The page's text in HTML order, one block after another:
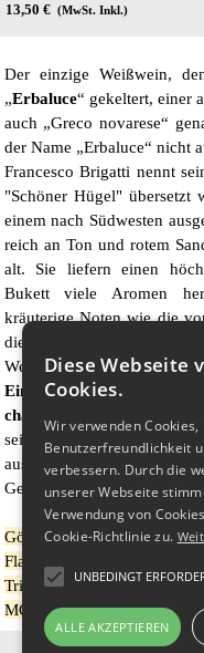
13,50 € (MwSt. Inkl.)
Der einzige Weißwein,
„Erbaluce“ gekeltert, einer
auch „Greco novarese“
der Name „Erbaluce“ nicht
Francesco Brigatti nennt
"Schöner Hügel" übersetzt
einem nach Südwesten
reich an Ton und rotem
alt. Sie liefern einen
Bukett viele Aromen
kräuterige Noten wie die
die von Zitronenschale
Wein frisch und trinkig ist.
Eine echte
charaktervollen
seiner mineralischen
ausgezeichnete Wahl,
Gerichte mit weißem
Gönnen Sie dem
Flasche und geniessen
Trinktemperatur. Direkt
MOTTOBELLO oft etwas
Vinothek
T:  06182 3930
Diese Webseite
Cookies.
Wir verwenden Cookies,
Benutzerfreundlichkeit
verbessern. Durch die
unserer Webseite
Verwendung von
Cookie-Richtlinie zu.
UNBEDINGT
ALLE AKZEPTIEREN